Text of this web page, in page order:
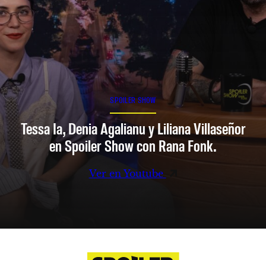
SPOILER SHOW
Tessa Ia, Denia Agalianu y Liliana Villaseñor
en Spoiler Show con Rana Fonk.
Ver en Youtube